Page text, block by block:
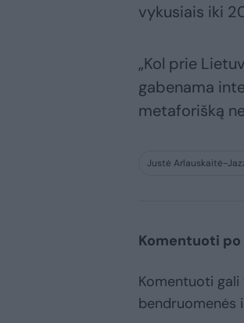
vykusiais iki
„Kol prie
gabenama
metaforišką
Justė Arlauskaitė-
Komentuoti
Komentuoti
bendruomenės